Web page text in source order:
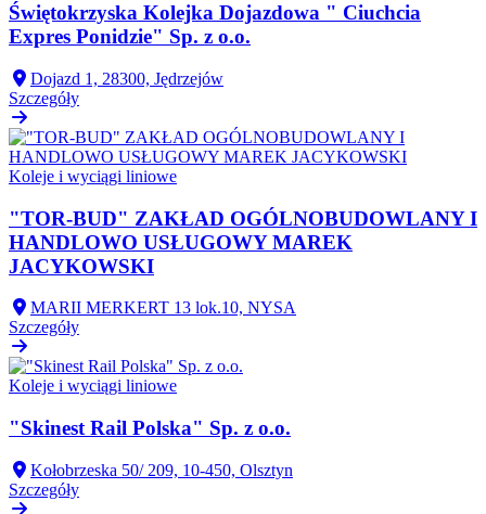
Świętokrzyska Kolejka Dojazdowa " Ciuchcia
Expres Ponidzie" Sp. z o.o.
Dojazd 1, 28300, Jędrzejów
Szczegóły
Koleje i wyciągi liniowe
"TOR-BUD" ZAKŁAD OGÓLNOBUDOWLANY I
HANDLOWO USŁUGOWY MAREK
JACYKOWSKI
MARII MERKERT 13 lok.10, NYSA
Szczegóły
Koleje i wyciągi liniowe
"Skinest Rail Polska" Sp. z o.o.
Kołobrzeska 50/ 209, 10-450, Olsztyn
Szczegóły